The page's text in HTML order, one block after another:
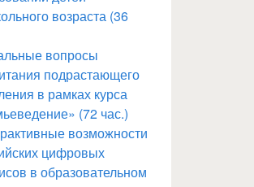
возраста (36
вопросы
подрастающего
в рамках курса
(72 час.)
возможности
цифровых
в образовательном